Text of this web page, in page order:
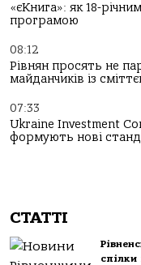
«єКнига»: як 18-
програмою
08:12
Рівнян просять не
майданчиків із
07:33
Ukraine Investment
формують нові
СТАТТІ
спілки